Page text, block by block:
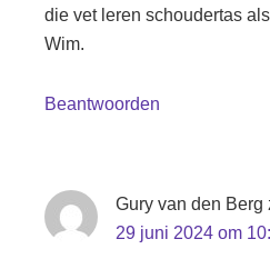
die vet leren schoudertas
Wim.
Beantwoorden
Gury van den Berg
29 juni 2024 om